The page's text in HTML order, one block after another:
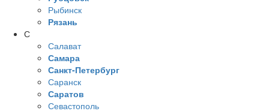
Рыбинск
Рязань
С
Салават
Самара
Санкт-Петербург
Саранск
Саратов
Севастополь